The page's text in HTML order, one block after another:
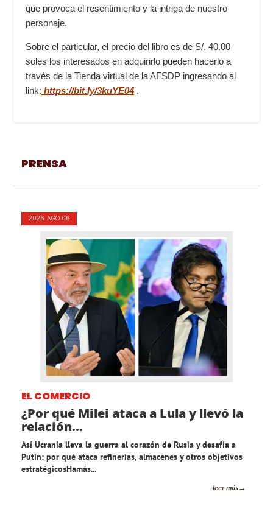
que provoca el resentimiento y la intriga de nuestro
personaje.
Sobre el particular, el precio del libro es de S/. 40.00
soles los interesados en adquirirlo pueden hacerlo a
través de la Tienda virtual de la AFSDP ingresando al
link: https://bit.ly/3kuYE04 .
PRENSA
2026, AGO 06
EL COMERCIO
¿Por qué Milei ataca a Lula y llevó la
relación...
Así Ucrania lleva la guerra al corazón de Rusia y desafía a
Putin: por qué ataca refinerías, almacenes y otros objetivos
estratégicosHamás...
leer más